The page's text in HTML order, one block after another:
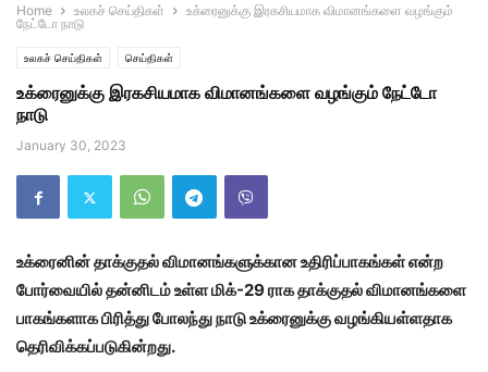
Home உலகச் செய்திகள்
உக்ரைனுக்கு இரகசியமாக விமானங்களை வழங்கும்
நேட்டோ நாடு
உலகச் செய்திகள் செய்திகள்
உக்ரைனுக்கு இரகசியமாக விமானங்களை வழங்கும் நேட்டோ
நாடு
January 30, 2023
உக்ரைனின் தாக்குதல் விமானங்களுக்கான உதிரிப்பாகங்கள் என்ற
போர்வையில் தன்னிடம் உள்ள மிக்-29 ராக தாக்குதல் விமானங்களை
பாகங்களாக பிரித்து போலந்து நாடு உக்ரைனுக்கு வழங்கியள்ளதாக
தெரிவிக்கப்படுகின்றது.